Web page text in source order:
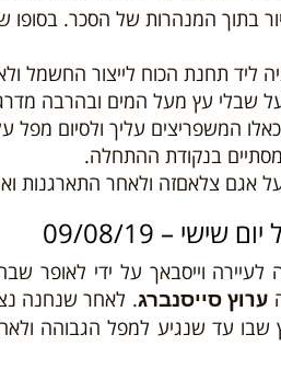
בתוך המנהרות של הסכר. בסופו
ליד תחנת הכוח לייצור החשמל
שבלי עץ מעל המים ובהרבה
המשפריצים עליך ולסיום
בנקודת ההתחלה.
על אגם צלאםזה ולאחר התארגנות
– 09/08/19
וייסבאך על ידי לאופר
ערוץסייסנברג. לאחר שנחנה
שבו עד שנגיע למפל הגבוהה